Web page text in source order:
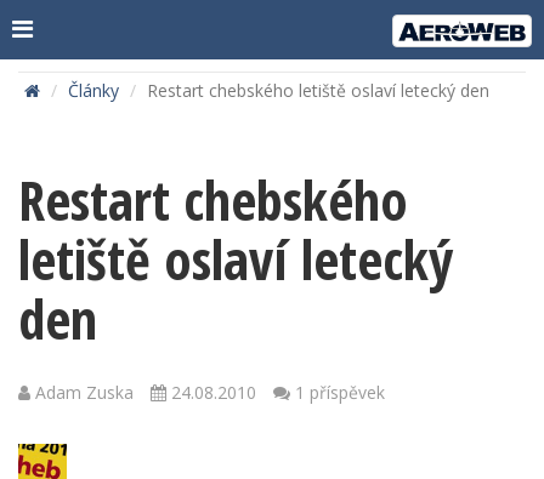
Články Restart chebského letiště oslaví letecký den
Restart chebského
letiště oslaví letecký
den
Adam Zuska 24.08.2010 1 příspěvek